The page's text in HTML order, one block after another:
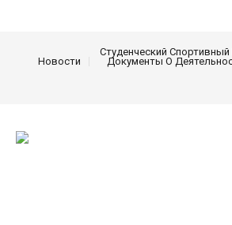
Новости
Студенческий
Документы О